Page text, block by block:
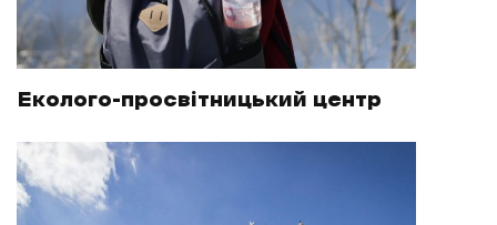
Еколого-просвітницький центр